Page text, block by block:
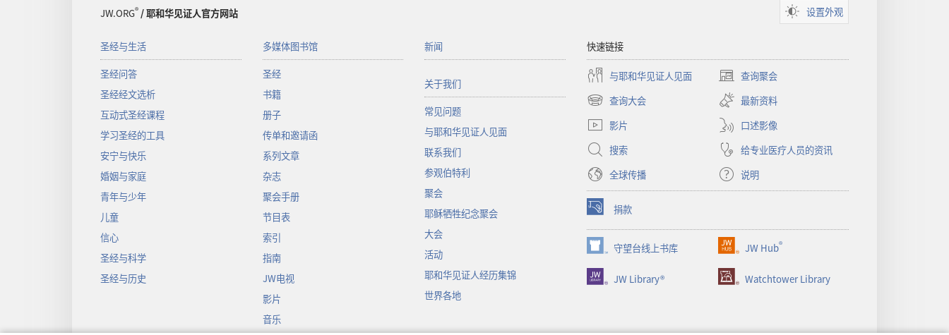
JW.ORG®/ 耶和华见证人官方网站 设置外观
圣经与生活
圣经问答
圣经经文选析
互动式圣经课程
学习圣经的工具
安宁与快乐
婚姻与家庭
青年与少年
儿童
信心
圣经与科学
圣经与历史
多媒体图书馆
圣经
书籍
册子
传单和邀请函
系列文章
杂志
聚会手册
节目表
索引
指南
JW电视
影片
音乐
新闻
关于我们
常见问题
与耶和华见证人见面
联系我们
参观伯特利
聚会
耶稣牺牲纪念聚会
大会
活动
耶和华见证人经历集锦
世界各地
快速链接
与耶和华见证人见面 查询聚会
（打
开
新
窗
口）
查询大会
（打
开
新
窗
口）
最新资料
影片
口述影像
搜索
给专业医疗人员的资讯
全球传播
说明
捐款
（打
开
新
窗
口）
守望台线上书库
（打
开
新
JW Hub®
（打
开
新
JW Library® Watchtower Library